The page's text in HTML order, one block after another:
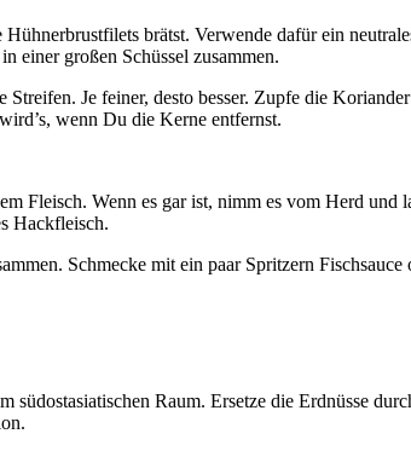
brätst. Ver­wen­de dafür ein
einer gro­ßen Schüs­sel zusam­men.
Strei­fen. Je fei­ner, des­to bes­ser. Zup­fe die
wenn Du die Ker­ne ent­fernst.
Fleisch. Wenn es gar ist, nimm es vom Herd und
Hack­fleisch.
Schme­cke mit ein paar Sprit­zern
süd­ost­asia­ti­schen Raum. Erset­ze die Erd­nüs­se